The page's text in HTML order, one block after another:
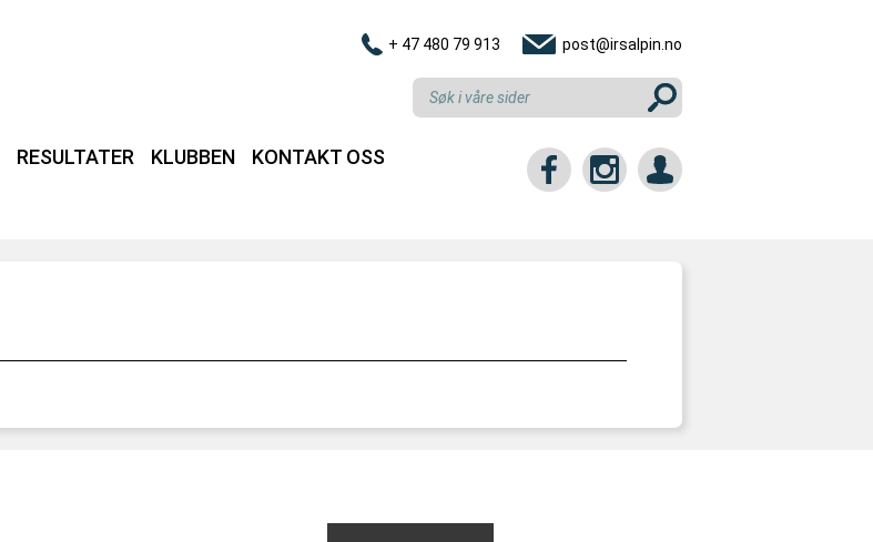
+ 47 480 79 913 post@irsalpin.no
RESULTATER KLUBBEN
KONTAKT OSS